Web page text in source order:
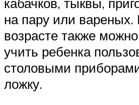
на пару или вареных.
возрасте также
учить ребенка
столовыми
ложку.